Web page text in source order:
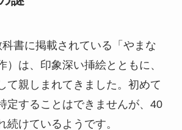
書に掲載されている「やまな
）は、印象深い挿絵とともに、
て親しまれてきました。初めて
定することはできませんが、40
続けているようです。